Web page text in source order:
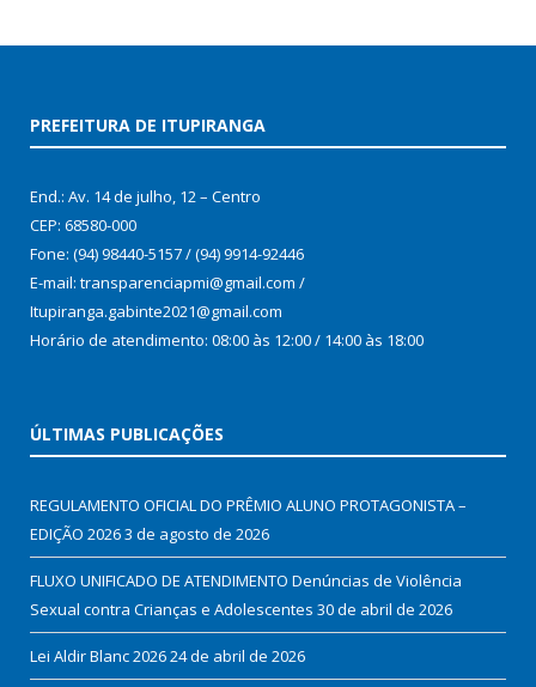
PREFEITURA DE ITUPIRANGA
End.: Av. 14 de julho, 12 – Centro
CEP: 68580-000
Fone: (94) 98440-5157 / (94) 9914-92446
E-mail: transparenciapmi@gmail.com /
Itupiranga.gabinte2021@gmail.com
Horário de atendimento: 08:00 às 12:00 / 14:00 às 18:00
ÚLTIMAS PUBLICAÇÕES
REGULAMENTO OFICIAL DO PRÊMIO ALUNO PROTAGONISTA –
EDIÇÃO 20263 de agosto de 2026
FLUXO UNIFICADO DE ATENDIMENTO Denúncias de Violência
Sexual contra Crianças e Adolescentes 30 de abril de 2026
Lei Aldir Blanc 202624 de abril de 2026